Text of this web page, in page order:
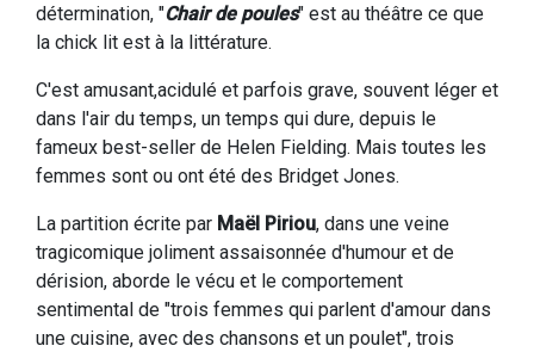
détermination, "Chair de poules" est au théâtre ce que
la chick lit est à la littérature.
C'est amusant,acidulé et parfois grave, souvent léger et
dans l'air du temps, un temps qui dure, depuis le
fameux best-seller de Helen Fielding. Mais toutes les
femmes sont ou ont été des Bridget Jones.
La partition écrite par Maël Piriou, dans une veine
tragicomique joliment assaisonnée d'humour et de
dérision, aborde le vécu et le comportement
sentimental de "trois femmes qui parlent d'amour dans
une cuisine, avec des chansons et un poulet", trois